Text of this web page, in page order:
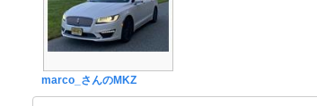
marco_さんのMKZ